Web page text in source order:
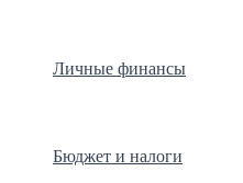
Личные финансы
Бюджет и налоги